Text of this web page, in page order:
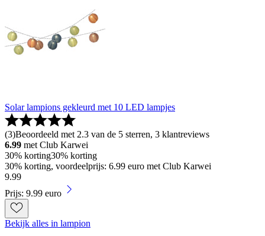
Solar lampions gekleurd met 10 LED lampjes
(3)Beoordeeld met 2.3 van de 5 sterren, 3 klantreviews
6.99 met Club Karwei
30% korting30% korting
30% korting, voordeelprijs: 6.99 euro met Club Karwei
9.99
Prijs: 9.99 euro
Bekijk alles in lampion